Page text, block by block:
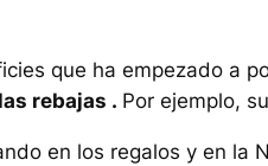
que ha empezado a
rebajas . Por ejemplo, su
en los regalos y en la